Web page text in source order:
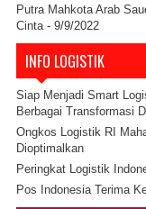
Putra Mahkota Arab
Cinta- 9/9/2022
INFO LOGISTIK
Siap Menjadi Smart
Berbagai Transformasi
Ongkos Logistik RI
Dioptimalkan
Peringkat Logistik
Pos Indonesia Terima